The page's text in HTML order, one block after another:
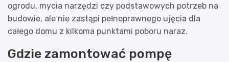
ogrodu, mycia narzędzi czy podstawowych potrzeb na
budowie, ale nie zastąpi pełnoprawnego ujęcia dla
całego domu z kilkoma punktami poboru naraz.
Gdzie zamontować pompę